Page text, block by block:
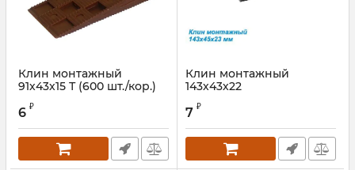
Клин монтажный
91х43х15 Т (600 шт./кор.)
Артикул:
6 ₽
Клин монтажный
143х43х22
Артикул:
7 ₽